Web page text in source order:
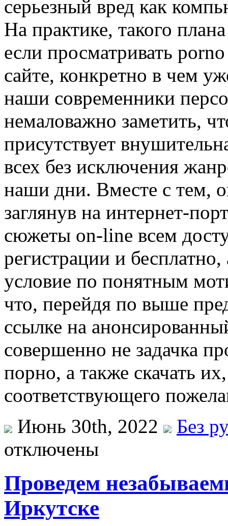
серьезный вред как
На практике, такого
если просматривать
сайте, конкретно в чем
наши современники
немаловажно заметить,
присутствует
всех без исключения
наши дни. Вместе с тем,
заглянув на интернет-
сюжеты on-line всем
регистрации и
условие по понятным
что, перейдя по выше
ссылке на
совершенно не задачка
порно, а также скачать
соответствующего
Июнь 30th, 2022
Без
отключены
Проведем
Иркутске